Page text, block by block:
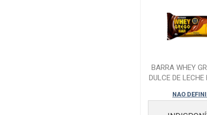
BARRA WHEY
DULCE DE
NAO